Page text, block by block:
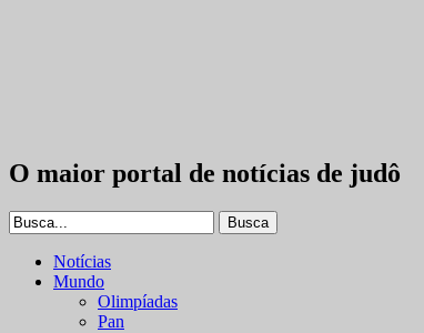
O maior portal de notícias de judô
Notícias
Mundo
Olimpíadas
Pan